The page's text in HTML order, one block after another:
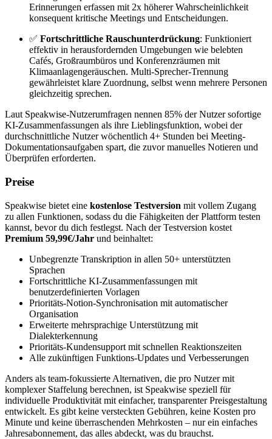
Erinnerungen erfassen mit 2x höherer Wahrscheinlichkeit
konsequent kritische Meetings und Entscheidungen.
✅ Fortschrittliche Rauschunterdrückung: Funktioniert
effektiv in herausfordernden Umgebungen wie belebten
Cafés, Großraumbüros und Konferenzräumen mit
Klimaanlagengeräuschen. Multi-Sprecher-Trennung
gewährleistet klare Zuordnung, selbst wenn mehrere Personen
gleichzeitig sprechen.
Laut Speakwise-Nutzerumfragen nennen 85% der Nutzer sofortige
KI-Zusammenfassungen als ihre Lieblingsfunktion, wobei der
durchschnittliche Nutzer wöchentlich 4+ Stunden bei Meeting-
Dokumentationsaufgaben spart, die zuvor manuelles Notieren und
Überprüfen erforderten.
Preise
Speakwise bietet eine kostenlose Testversion mit vollem Zugang
zu allen Funktionen, sodass du die Fähigkeiten der Plattform testen
kannst, bevor du dich festlegst. Nach der Testversion kostet
Premium 59,99€/Jahr und beinhaltet:
Unbegrenzte Transkription in allen 50+ unterstützten
Sprachen
Fortschrittliche KI-Zusammenfassungen mit
benutzerdefinierten Vorlagen
Prioritäts-Notion-Synchronisation mit automatischer
Organisation
Erweiterte mehrsprachige Unterstützung mit
Dialekterkennung
Prioritäts-Kundensupport mit schnellen Reaktionszeiten
Alle zukünftigen Funktions-Updates und Verbesserungen
Anders als team-fokussierte Alternativen, die pro Nutzer mit
komplexer Staffelung berechnen, ist Speakwise speziell für
individuelle Produktivität mit einfacher, transparenter Preisgestaltung
entwickelt. Es gibt keine versteckten Gebühren, keine Kosten pro
Minute und keine überraschenden Mehrkosten – nur ein einfaches
Jahresabonnement, das alles abdeckt, was du brauchst.